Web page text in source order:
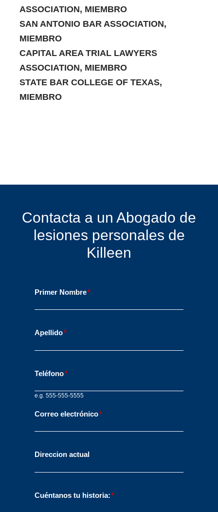
ASSOCIATION, MIEMBRO
SAN ANTONIO BAR ASSOCIATION,
MIEMBRO
CAPITAL AREA TRIAL LAWYERS
ASSOCIATION, MIEMBRO
STATE BAR COLLEGE OF TEXAS,
MIEMBRO
Contacta a un Abogado de
lesiones personales de
Killeen